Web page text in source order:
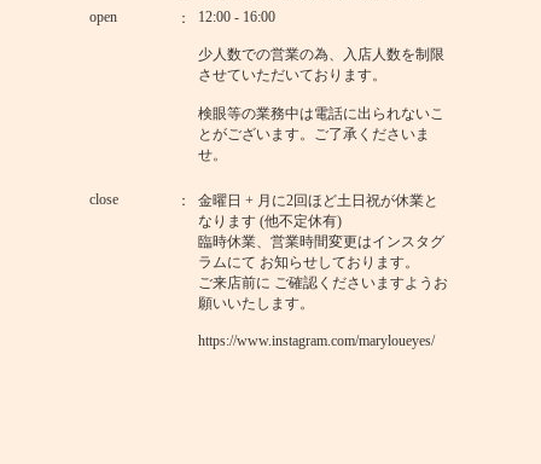
open
12:00 - 16:00
少人数での営業の為、入店人数を制限
させていただいております。
検眼等の業務中は電話に出られないこ
とがございます。ご了承くださいま
せ。
close
金曜日 + 月に2回ほど土日祝が休業と
なります (他不定休有)
臨時休業、営業時間変更はインスタグ
ラムにて お知らせしております。
ご来店前に ご確認くださいますようお
願いいたします。
https://www.instagram.com/maryloueyes/